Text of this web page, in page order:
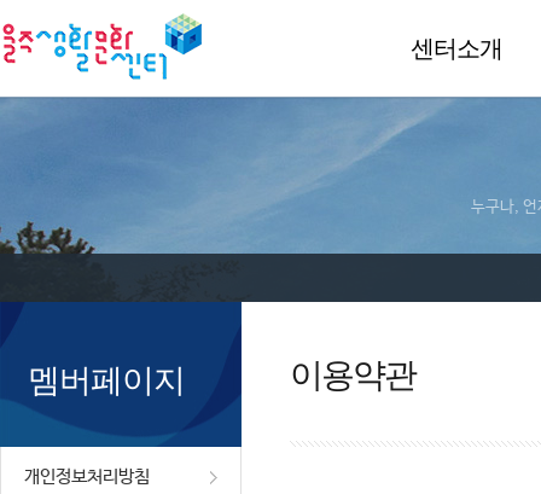
센터소개
누구나, 언
멤버페이지
개인정보처리방침
이용약관